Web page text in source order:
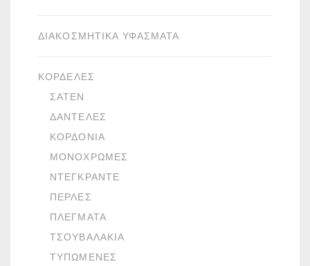
ΔΙΑΚΟΣΜΗΤΙΚΆ ΥΦΆΣΜΑΤΑ
ΚΟΡΔΈΛΕΣ
ΣΑΤΈΝ
ΔΑΝΤΈΛΕΣ
ΚΟΡΔΌΝΙΑ
ΜΟΝΌΧΡΩΜΕΣ
ΝΤΕΓΚΡΑΝΤΈ
ΠΈΡΛΕΣ
ΠΛΈΓΜΑΤΑ
ΤΣΟΥΒΑΛΆΚΙΑ
ΤΥΠΩΜΈΝΕΣ